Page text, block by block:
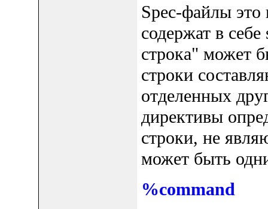
Spec-файлы это
содержат в
строка" может
строки
отделенных
директивы
строки, не
может быть
%command